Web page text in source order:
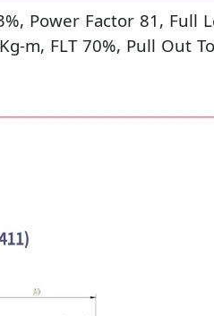
Power Factor 81, Full
m, FLT 70%, Pull Out